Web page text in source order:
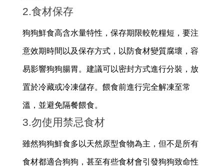
2.食材保存
狗狗鮮食高含水量特性，保存期限較乾糧短，要注
意效期時間以及保存方式，以防食材變質腐壞，容
易影響狗狗腸胃。建議可以密封方式進行分裝，放
置於冷藏或冷凍儲存。餵食前進行完全解凍至常
溫，並避免隔餐餵食。
3.勿使用禁忌食材
雖然狗狗鮮食多以天然原型食物為主，但不是所有
食材都適合狗狗，甚至有些食材會引發狗狗致命性